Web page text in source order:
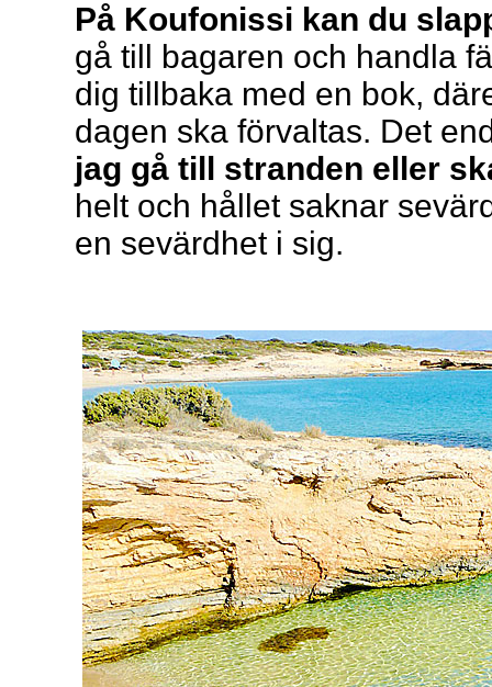
På Koufonissi kan du
gå till bagaren och handla
dig tillbaka med en bok,
dagen ska förvaltas. Det
jag gå till stranden eller
helt och hållet saknar
en sevärdhet i sig.